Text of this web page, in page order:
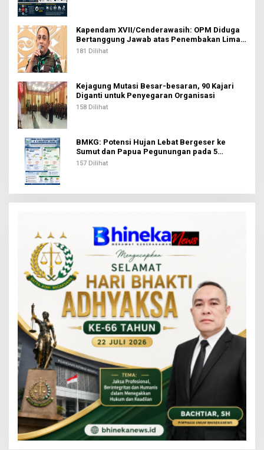
Kapendam XVII/Cenderawasih: OPM Diduga
Bertanggung Jawab atas Penembakan Lima
Pekerja di Tolikara
181 Dilihat
Kejagung Mutasi Besar-besaran, 90 Kajari
Diganti untuk Penyegaran Organisasi
158 Dilihat
BMKG: Potensi Hujan Lebat Bergeser ke
Sumut dan Papua Pegunungan pada 5
Agustus
157 Dilihat